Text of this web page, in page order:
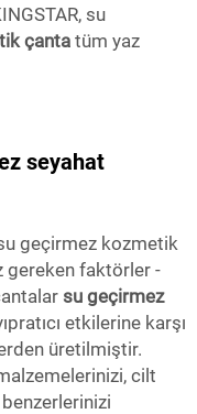
su
çanta tüm yaz
seyahat
geçirmez kozmetik
gereken faktörler -
su geçirmez
etkilerine karşı
üretilmiştir.
cilt
benzerlerinizi